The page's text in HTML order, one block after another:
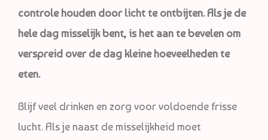
controle houden door licht te ontbijten. Als je de
hele dag misselijk bent, is het aan te bevelen om
verspreid over de dag kleine hoeveelheden te
eten.
Blijf veel drinken en zorg voor voldoende frisse
lucht. Als je naast de misselijkheid moet